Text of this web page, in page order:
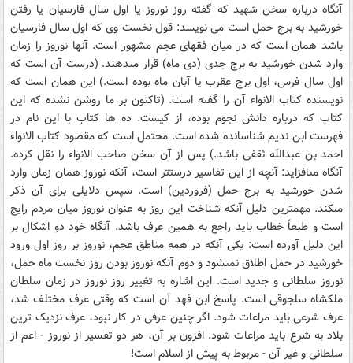
آنگاه درباره سخن شهيد که گفته روز نوروز يا اول سال فارسيان يا رفتن
خورشيد به برج حمل است مى‏ نويسد: قول نخست وى که اول سال فارسيان
باشد همان است که در ميان فقهاى عجم مشهور است. آنها نوروز را زمان
وارد شدن خورشيد به برج جدى (دى ماه) قرار مى‏دهند. (درست آن است که
اول سال فرس، اول برج عقرب يا آبان ماه بوده است.) اين همان است که
نويسنده کتاب الانواء آن را گفته است. (تاکنون بر ما روشن نشده که اين
کتاب که درباره دانش نجوم بوده، از کيست. ده ها کتاب با اين نام در
فهرست ابن ‏نديم شناسانده شده است. محتمل است که مقصود کتاب الانواء
احمد بن عبدالله ثقفى باشد.) پس از آن سخن صاحب الانواء را نقل کرده.
آنگاه مى‏افزايد: آنچه از اين تفاسير درست‏تر است، آنکه نوروز همان زمان وارد
شدن خورشيد به برج حمل (فروردين) است. سپس دلايلى براى آن ذکر
مى‏کند. مهمترين دليل آنکه شناخت اين روز به عنوان نوروز ميان مردم رايج
است و طبعاً خطاب بايد راجع به همين عرف باشد. آنگاه خود دو اشکال بر
اين دليل آورده است: يکى آنکه در همه مناطق عجم، نوروز بر روز اول ورود
خورشيد در حمل اطلاق نمى‏شود و دوم آنکه نوروز بودن روز نخست ماه حمل،
نوروز سلطانى و جديد است. اين اشاره به تغيير روز نوروز در زمان سلطان
ملکشاه سلجوقى است. پاسخ ابن فهد آن است که وقتى عرف مختلف شد،
عرف شرعى بايد مراعات شود. اگر چنين عرفى در کار نبود، عرف نزديک ترين
بلاد به شرع بايد مراعات شود. افزون بر آن، هر دو تفسير از نوروز - اعم از
سلطانى و غير آن - مربوط به پيش از اسلام است!